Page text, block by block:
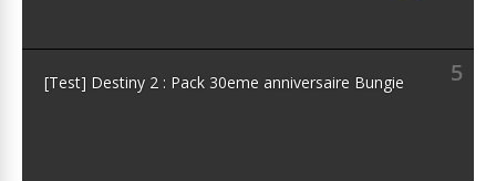
5
[Test] Destiny 2 : Pack 30eme anniversaire Bungie